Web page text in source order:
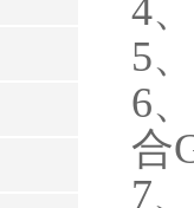
4
5
6
合
7